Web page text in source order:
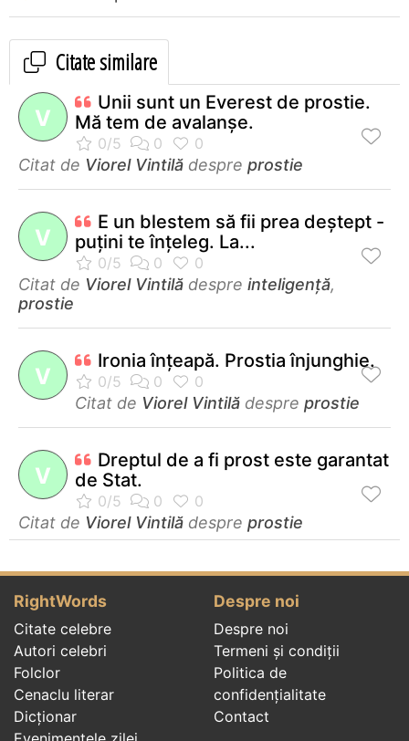
Citate similare
V
Unii sunt un Everest de prostie.
Mă tem de avalanşe.
Citat de Viorel Vintilă despre prostie
V
E un blestem să fii prea deştept -
puţini te înţeleg. La...
Citat de Viorel Vintilă despre inteligență,
prostie
V
Ironia înţeapă. Prostia înjunghie.
Citat de Viorel Vintilă despre prostie
V
Dreptul de a fi prost este garantat
de Stat.
Citat de Viorel Vintilă despre prostie
RightWords
Citate celebre
Autori celebri
Folclor
Cenaclu literar
Dicționar
Despre noi
Despre noi
Termeni și condiții
Politica de
confidenţialitate
Contact